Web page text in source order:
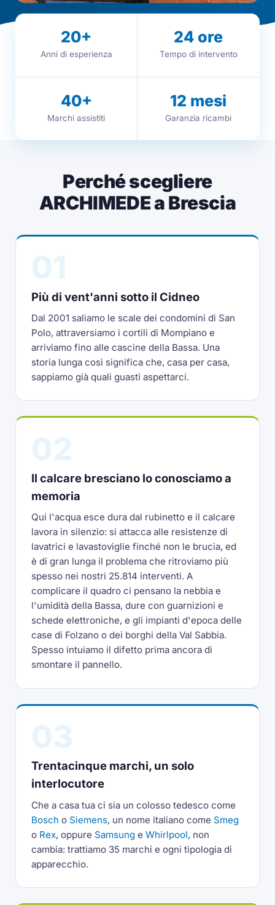
20+
Anni di esperienza
24 ore
Tempo di intervento
40+
Marchi assistiti
12 mesi
Garanzia ricambi
Perché scegliere
ARCHIMEDE a Brescia
Più di vent'anni sotto il Cidneo
Dal 2001 saliamo le scale dei condomini di San
Polo, attraversiamo i cortili di Mompiano e
arriviamo fino alle cascine della Bassa. Una
storia lunga così significa che, casa per casa,
sappiamo già quali guasti aspettarci.
Il calcare bresciano lo conosciamo a
memoria
Qui l'acqua esce dura dal rubinetto e il calcare
lavora in silenzio: si attacca alle resistenze di
lavatrici e lavastoviglie finché non le brucia, ed
è di gran lunga il problema che ritroviamo più
spesso nei nostri 25.814 interventi. A
complicare il quadro ci pensano la nebbia e
l'umidità della Bassa, dure con guarnizioni e
schede elettroniche, e gli impianti d'epoca delle
case di Folzano o dei borghi della Val Sabbia.
Spesso intuiamo il difetto prima ancora di
smontare il pannello.
Trentacinque marchi, un solo
interlocutore
Che a casa tua ci sia un colosso tedesco come
Bosch o Siemens, un nome italiano come Smeg
o Rex, oppure Samsung eWhirlpool, non
cambia: trattiamo 35 marchi e ogni tipologia di
apparecchio.